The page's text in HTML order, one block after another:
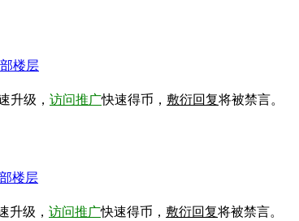
楼层
升级， 访问推广快速得币， 敷衍回复将被禁言。
楼层
升级， 访问推广快速得币， 敷衍回复将被禁言。